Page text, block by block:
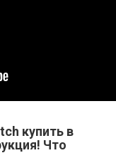
купить в
Что